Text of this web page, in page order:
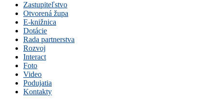
Zastupiteľstvo
Otvorená župa
E-knižnica
Dotácie
Rada partnerstva
Rozvoj
Interact
Foto
Video
Podujatia
Kontakty